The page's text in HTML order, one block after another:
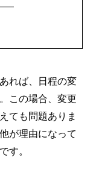
れば、日程の変
この場合、変更
ても問題ありま
が理由になって
す。